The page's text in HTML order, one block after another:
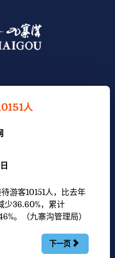
人
游客10151人，比去年
少36.60%，累计
。（九寨沟管理局）
下一页